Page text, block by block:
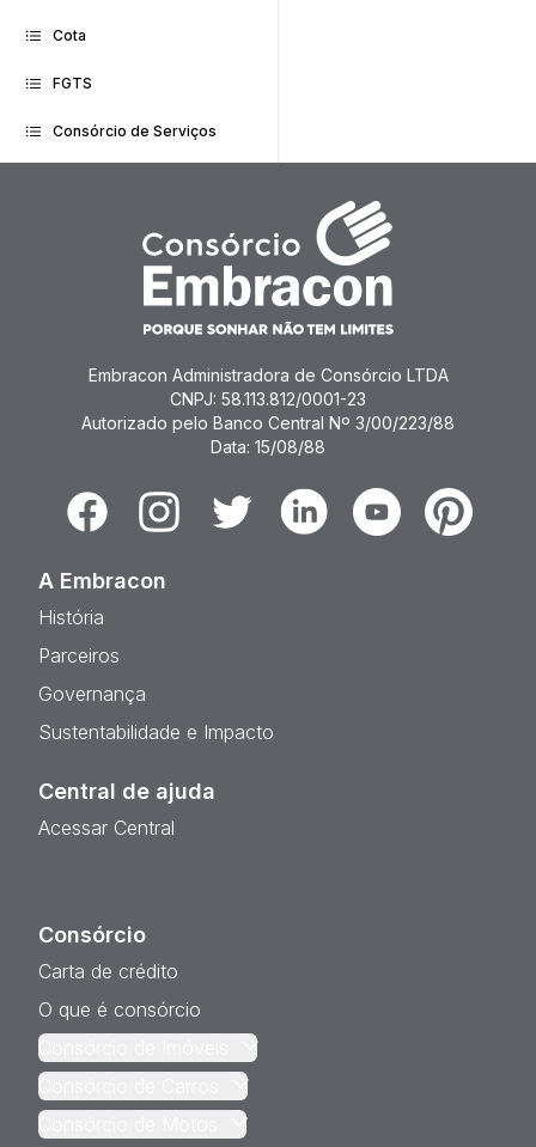
Cota
FGTS
Consórcio de Serviços
Embracon Administradora de Consórcio LTDA
CNPJ: 58.113.812/0001-23
Autorizado pelo Banco Central Nº 3/00/223/88
Data: 15/08/88
FacebookInstagramTwitter LinkedinYoutubePinterest
A Embracon
História
Parceiros
Governança
Sustentabilidade e Impacto
Central de ajuda
Acessar Central
Consórcio
Carta de crédito
O que é consórcio